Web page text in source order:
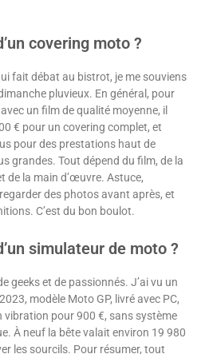
covering moto ?
fait débat au bistrot, je me souviens
pluvieux. En général, pour
un film de qualité moyenne, il
€ pour un covering complet, et
pour des prestations haut de
grandes. Tout dépend du film, de la
de la main d’œuvre. Astuce,
des photos avant après, et
C’est du bon boulot.
simulateur de moto ?
geeks et de passionnés. J’ai vu un
modèle Moto GP, livré avec PC,
pour 900 €, sans système
À neuf la bête valait environ 19 980
les sourcils. Pour résumer, tout